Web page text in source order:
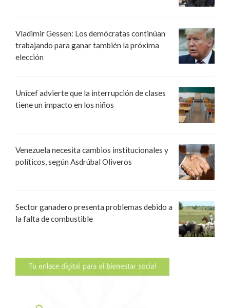
Vladimir Gessen: Los demócratas continúan
trabajando para ganar también la próxima
elección
Unicef advierte que la interrupción de clases
tiene un impacto en los niños
Venezuela necesita cambios institucionales y
políticos, según Asdrúbal Oliveros
Sector ganadero presenta problemas debido a
la falta de combustible